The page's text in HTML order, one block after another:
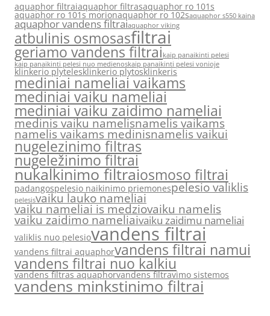
aquaphor filtraiaquaphor filtrasaquaphor ro 101s
aquaphor ro 101s morionaquaphor ro 102saquaphor s550 kaina
aquaphor vandens filtraiaquaphor viking
atbulinis osmosasfiltrai
geriamo vandens filtraikaip panaikinti pelesi
kaip panaikinti pelesi nuo medienoskaip panaikinti pelesi vonioje
klinkerio plytelesklinkerio plytosklinkeris
mediniai nameliai vaikams
mediniai vaiku nameliai
mediniai vaiku zaidimo nameliai
medinis vaiku namelisnamelis vaikams
namelis vaikams medinisnamelis vaikui
nugelezinimo filtras
nugeležinimo filtrai
nukalkinimo filtraiosmoso filtrai
padangospelesio naikinimo priemonespelesio valiklis
pelesisvaiku lauko nameliai
vaiku nameliai is medziovaiku namelis
vaiku zaidimo nameliaivaiku zaidimu nameliai
valiklis nuo pelesiovandens filtrai
vandens filtrai aquaphorvandens filtrai namui
vandens filtrai nuo kalkiu
vandens filtras aquaphorvandens filtravimo sistemos
vandens minkstinimo filtrai